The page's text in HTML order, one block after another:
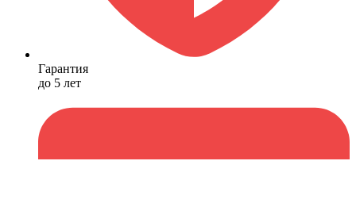
Гарантия
до 5 лет